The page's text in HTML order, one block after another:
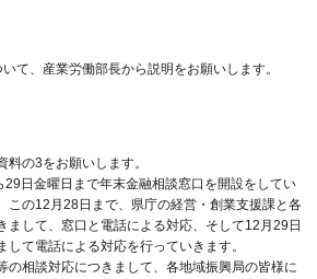
て、産業労働部長から説明をお願いします。
の3をお願いします。
日金曜日まで年末金融相談窓口を開設をしてい
この12月28日まで、県庁の経営・創業支援課と各
まして、窓口と電話による対応、そして12月29日
て電話による対応を行っていきます。
相談対応につきまして、各地域振興局の皆様に